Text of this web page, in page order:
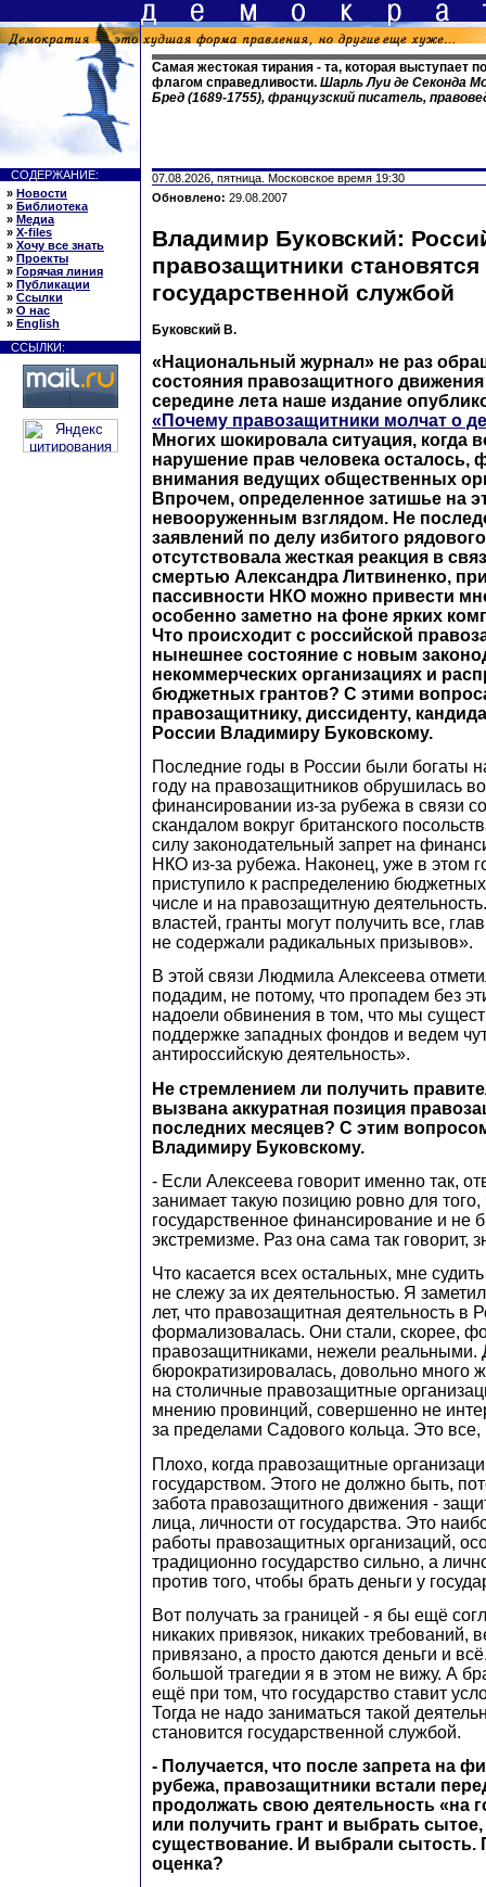
Самая жестокая тирания - та, которая выступает
флагом справедливости. Шарль Луи де Секонда
Бред (1689-1755), французский писатель,
СОДЕРЖАНИЕ:
» Новости
» Библиотека
» Медиа
» X-files
» Хочу все знать
» Проекты
» Горячая линия
» Публикации
» Ссылки
» О нас
» English
ССЫЛКИ:
07.08.2026, пятница. Московское время 19:30
Обновлено: 29.08.2007
Владимир Буковский:
правозащитники становятся
государственной службой
Буковский В.
«Национальный журнал» не раз
состояния правозащитного
середине лета наше издание
«Почему правозащитники молчат о
Многих шокировала ситуация, когда
нарушение прав человека осталось,
внимания ведущих общественных
Впрочем, определенное затишье на
невооруженным взглядом. Не
заявлений по делу избитого
отсутствовала жесткая реакция в
смертью Александра Литвиненко,
пассивности НКО можно привести
особенно заметно на фоне ярких
Что происходит с российской
нынешнее состояние с новым
некоммерческих организациях и
бюджетных грантов? С этими
правозащитнику, диссиденту,
России Владимиру Буковскому.
Последние годы в России были богаты
году на правозащитников обрушилась
финансировании из-за рубежа в связи
скандалом вокруг британского
силу законодательный запрет на
НКО из-за рубежа. Наконец, уже в этом
приступило к распределению
числе и на правозащитную
властей, гранты могут получить все,
не содержали радикальных призывов».
В этой связи Людмила Алексеева
подадим, не потому, что пропадем без
надоели обвинения в том, что мы
поддержке западных фондов и ведем
антироссийскую деятельность».
Не стремлением ли получить
вызвана аккуратная позиция
последних месяцев? С этим
Владимиру Буковскому.
- Если Алексеева говорит именно так,
занимает такую позицию ровно для того,
государственное финансирование и не
экстремизме. Раз она сама так говорит,
Что касается всех остальных, мне
не слежу за их деятельностью. Я
лет, что правозащитная деятельность в
формализовалась. Они стали, скорее,
правозащитниками, нежели реальными.
бюрократизировалась, довольно много
на столичные правозащитные
мнению провинций, совершенно не
за пределами Садового кольца. Это
Плохо, когда правозащитные
государством. Этого не должно быть,
забота правозащитного движения -
лица, личности от государства. Это
работы правозащитных организаций,
традиционно государство сильно, а
против того, чтобы брать деньги у
Вот получать за границей - я бы ещё
никаких привязок, никаких требований,
привязано, а просто даются деньги и
большой трагедии я в этом не вижу. А
ещё при том, что государство ставит
Тогда не надо заниматься такой
становится государственной службой.
- Получается, что после запрета на
рубежа, правозащитники встали
продолжать свою деятельность «на
или получить грант и выбрать
существование. И выбрали сытость.
оценка?